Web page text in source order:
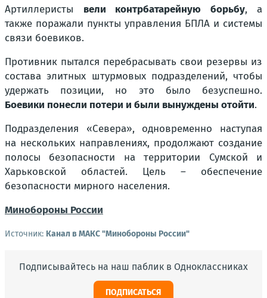
Артиллеристы вели контрбатарейную борьбу, а
также поражали пункты управления БПЛА и системы
связи боевиков.
Противник пытался перебрасывать свои резервы из
состава элитных штурмовых подразделений, чтобы
удержать позиции, но это было безуспешно.
Боевики понесли потери и были вынуждены отойти.
Подразделения «Севера», одновременно наступая
на нескольких направлениях, продолжают создание
полосы безопасности на территории Сумской и
Харьковской областей. Цель – обеспечение
безопасности мирного населения.
Минобороны России
Источник: Канал в МАКС "Минобороны России"
Подписывайтесь на наш паблик в Одноклассниках
ПОДПИСАТЬСЯ